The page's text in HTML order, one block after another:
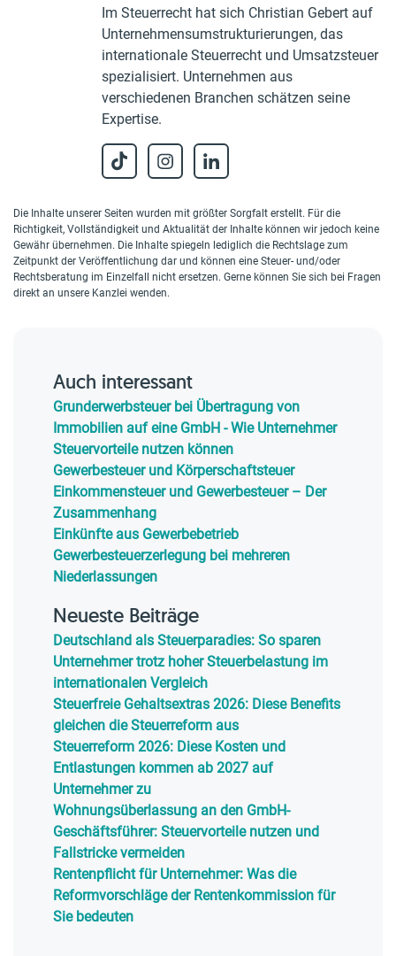
Im Steuerrecht hat sich Christian Gebert auf
Unternehmensumstrukturierungen, das
internationale Steuerrecht und Umsatzsteuer
spezialisiert. Unternehmen aus
verschiedenen Branchen schätzen seine
Expertise.
Die Inhalte unserer Seiten wurden mit größter Sorgfalt erstellt. Für die
Richtigkeit, Vollständigkeit und Aktualität der Inhalte können wir jedoch keine
Gewähr übernehmen. Die Inhalte spiegeln lediglich die Rechtslage zum
Zeitpunkt der Veröffentlichung dar und können eine Steuer- und/oder
Rechtsberatung im Einzelfall nicht ersetzen. Gerne können Sie sich bei Fragen
direkt an unsere Kanzlei wenden.
Auch interessant
Grunderwerbsteuer bei Übertragung von
Immobilien auf eine GmbH - Wie Unternehmer
Steuervorteile nutzen können
Gewerbesteuer und Körperschaftsteuer
Einkommensteuer und Gewerbesteuer – Der
Zusammenhang
Einkünfte aus Gewerbebetrieb
Gewerbesteuerzerlegung bei mehreren
Niederlassungen
Neueste Beiträge
Deutschland als Steuerparadies: So sparen
Unternehmer trotz hoher Steuerbelastung im
internationalen Vergleich
Steuerfreie Gehaltsextras 2026: Diese Benefits
gleichen die Steuerreform aus
Steuerreform 2026: Diese Kosten und
Entlastungen kommen ab 2027 auf
Unternehmer zu
Wohnungsüberlassung an den GmbH-
Geschäftsführer: Steuervorteile nutzen und
Fallstricke vermeiden
Rentenpflicht für Unternehmer: Was die
Reformvorschläge der Rentenkommission für
Sie bedeuten